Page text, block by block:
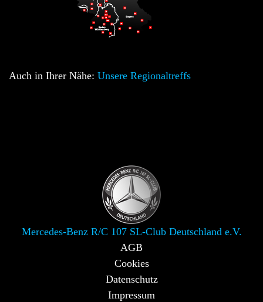
Auch in Ihrer Nähe: Unsere Regionaltreffs
Mercedes-Benz R/C 107 SL-Club Deutschland e.V.
AGB
Cookies
Datenschutz
Impressum